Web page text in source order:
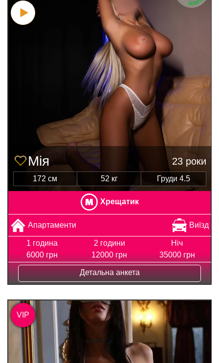
Мія 23 роки
172 см 52 кг Груди 4.5
Хрещатик
Апартаменти Виїзд
1 година
6000 грн
2 години
12000 грн
Ніч
35000 грн
Детальна анкета
VIP